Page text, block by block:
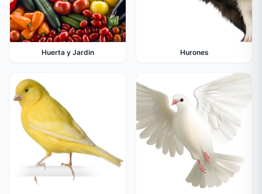
Huerta y Jardin Hurones